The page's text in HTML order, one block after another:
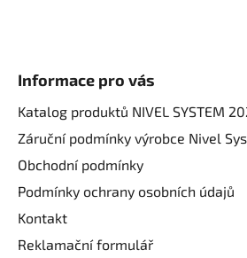
Informace pro vás
Katalog produktů NIVEL SYSTEM
Záruční podmínky výrobce Nivel
Obchodní podmínky
Podmínky ochrany osobních údajů
Kontakt
Reklamační formulář